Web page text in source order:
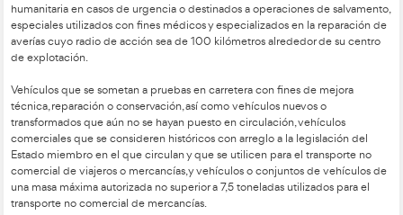
carretera. Por tanto, se requiere que aquellos que
recogida y reparto postal o aquellos que se dedican al
animales vivos, por ejemplo, estén al tanto de las normativas
Esta renovación del Permiso CAP no solo garantiza el
sino que también contribuye a la capacitación continua de
en temas de seguridad vial y prevención de riesgos. En
transportes oficiales están sujetos a una serie de
la actualización y renovación del Carnet CAP en el Centro